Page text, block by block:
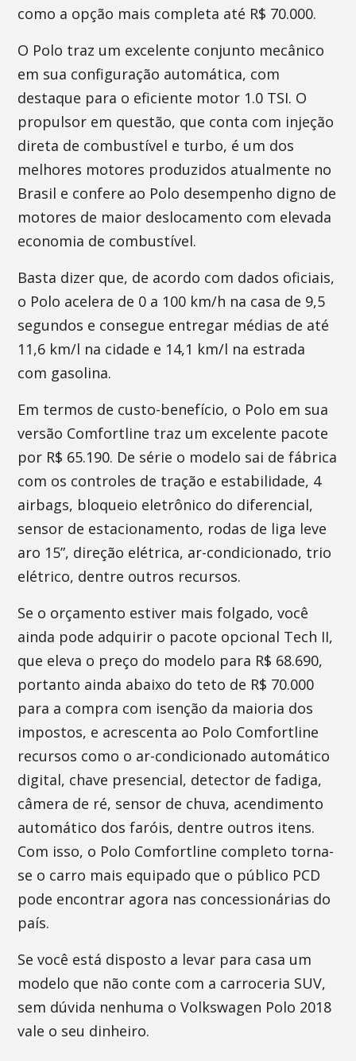
como a opção mais completa até R$ 70.000.
O Polo traz um excelente conjunto mecânico
em sua configuração automática, com
destaque para o eficiente motor 1.0 TSI. O
propulsor em questão, que conta com injeção
direta de combustível e turbo, é um dos
melhores motores produzidos atualmente no
Brasil e confere ao Polo desempenho digno de
motores de maior deslocamento com elevada
economia de combustível.
Basta dizer que, de acordo com dados oficiais,
o Polo acelera de 0 a 100 km/h na casa de 9,5
segundos e consegue entregar médias de até
11,6 km/l na cidade e 14,1 km/l na estrada
com gasolina.
Em termos de custo-benefício, o Polo em sua
versão Comfortline traz um excelente pacote
por R$ 65.190. De série o modelo sai de fábrica
com os controles de tração e estabilidade, 4
airbags, bloqueio eletrônico do diferencial,
sensor de estacionamento, rodas de liga leve
aro 15”, direção elétrica, ar-condicionado, trio
elétrico, dentre outros recursos.
Se o orçamento estiver mais folgado, você
ainda pode adquirir o pacote opcional Tech II,
que eleva o preço do modelo para R$ 68.690,
portanto ainda abaixo do teto de R$ 70.000
para a compra com isenção da maioria dos
impostos, e acrescenta ao Polo Comfortline
recursos como o ar-condicionado automático
digital, chave presencial, detector de fadiga,
câmera de ré, sensor de chuva, acendimento
automático dos faróis, dentre outros itens.
Com isso, o Polo Comfortline completo torna-
se o carro mais equipado que o público PCD
pode encontrar agora nas concessionárias do
país.
Se você está disposto a levar para casa um
modelo que não conte com a carroceria SUV,
sem dúvida nenhuma o Volkswagen Polo 2018
vale o seu dinheiro.